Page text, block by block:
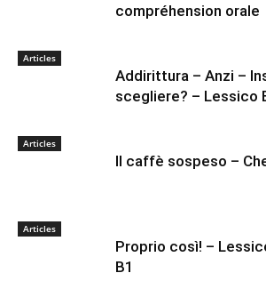
compréhension orale
Articles
Addirittura – Anzi –
scegliere? – Lessico
Articles
Il caffè sospeso –
Articles
Proprio così! –
B1